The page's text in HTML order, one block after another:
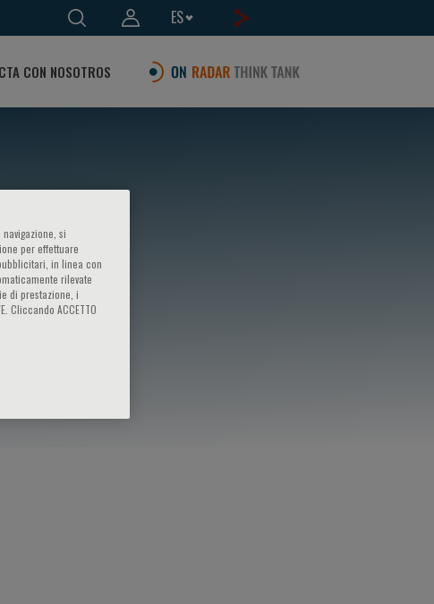
ES
CON NOSOTROS
si
per effettuare
in linea con
rilevate
di prestazione, i
Cliccando ACCETTO